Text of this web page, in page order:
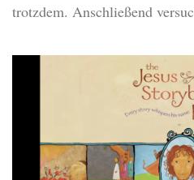
trotzdem. Anschließend